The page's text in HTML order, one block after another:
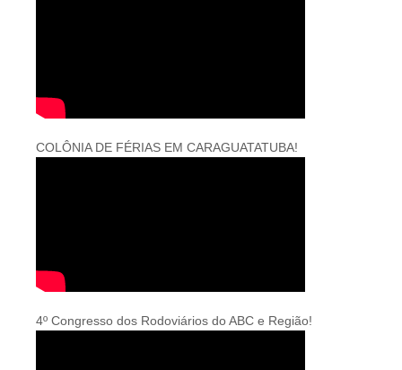
COLÔNIA DE FÉRIAS EM CARAGUATATUBA!
4º Congresso dos Rodoviários do ABC e Região!